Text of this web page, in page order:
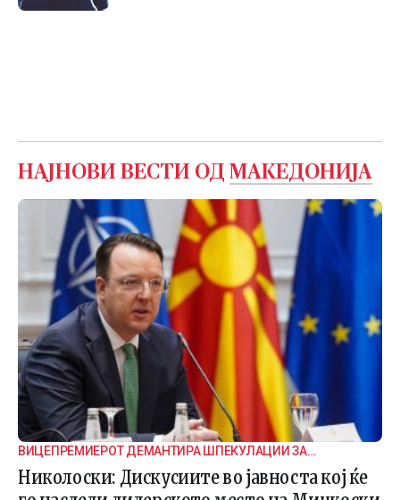
НАЈНОВИ ВЕСТИ ОД МАКЕДОНИЈА
ВИЦЕПРЕМИЕРОТ ДЕМАНТИРА ШПЕКУЛАЦИИ ЗА
ВНАТРЕПАРТИСКИ ПОДЕЛБИ
Николоски: Дискусиите во јавноста кој ќе